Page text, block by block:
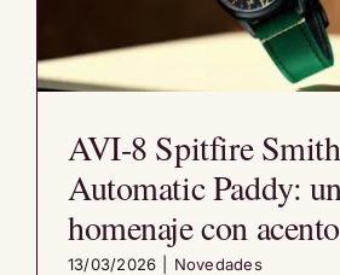
AVI-8 Spitfire
Automatic Paddy:
homenaje con
13/03/2026 Novedades